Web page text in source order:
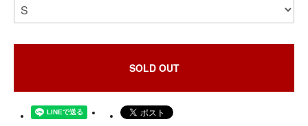
SOLD OUT